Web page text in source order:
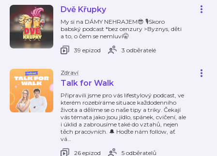
Dvě Křupky
My si na DÁMY NEHRAJEM😎 🎙️Skoro
babský podcast *bez cenzury >Byznys, děti
a to, o čem se nemluví🤫
39 epizod
3 odběratelé
Zdraví
Talk for Walk
Připravili jsme pro vás lifestylový podcast, ve
kterém rozebíráme situace každodenního
života a dělíme se o naše tipy a triky. Čekají
vás témata jako jsou jídlo, spánek, cvičení, ale
i úklid a zabrousíme také do vztahů, nejen
těch pracovních. 🔔 Hoďte nám follow, ať
vá…
26 epizod
5 odběratelů